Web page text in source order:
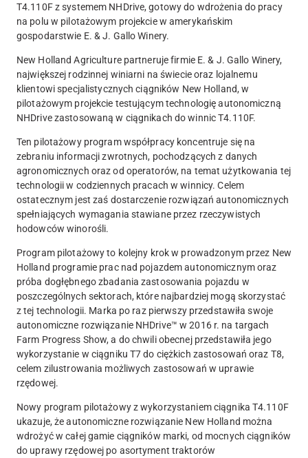
T4.110F z systemem NHDrive, gotowy do wdrożenia do pracy
na polu w pilotażowym projekcie w amerykańskim
gospodarstwie E. & J. Gallo Winery.
New Holland Agriculture partneruje firmie E. & J. Gallo Winery,
największej rodzinnej winiarni na świecie oraz lojalnemu
klientowi specjalistycznych ciągników New Holland, w
pilotażowym projekcie testującym technologię autonomiczną
NHDrive zastosowaną w ciągnikach do winnic T4.110F.
Ten pilotażowy program współpracy koncentruje się na
zebraniu informacji zwrotnych, pochodzących z danych
agronomicznych oraz od operatorów, na temat użytkowania tej
technologii w codziennych pracach w winnicy. Celem
ostatecznym jest zaś dostarczenie rozwiązań autonomicznych
spełniających wymagania stawiane przez rzeczywistych
hodowców winorośli.
Program pilotażowy to kolejny krok w prowadzonym przez New
Holland programie prac nad pojazdem autonomicznym oraz
próba dogłębnego zbadania zastosowania pojazdu w
poszczególnych sektorach, które najbardziej mogą skorzystać
z tej technologii. Marka po raz pierwszy przedstawiła swoje
autonomiczne rozwiązanie NHDrive™ w 2016 r. na targach
Farm Progress Show, a do chwili obecnej przedstawiła jego
wykorzystanie w ciągniku T7 do ciężkich zastosowań oraz T8,
celem zilustrowania możliwych zastosowań w uprawie
rzędowej.
Nowy program pilotażowy z wykorzystaniem ciągnika T4.110F
ukazuje, że autonomiczne rozwiązanie New Holland można
wdrożyć w całej gamie ciągników marki, od mocnych ciągników
do uprawy rzędowej po asortyment traktorów